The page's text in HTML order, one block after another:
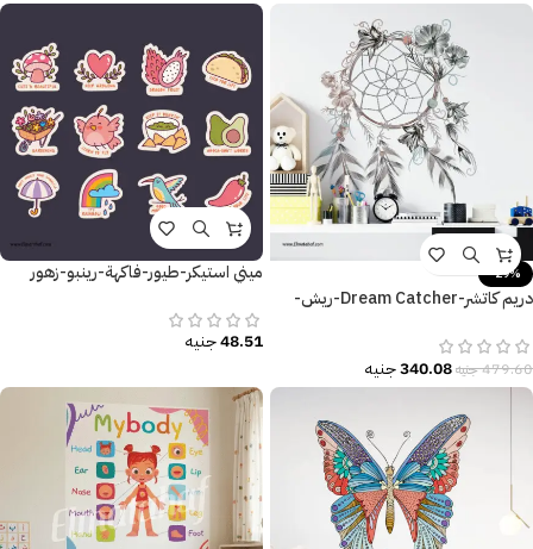
-29%
دريم كاتشر-Dream Catcher-ريش-
479.60جنيه340.08جنيه
ميني استيكر-طيور-فاكهة-رينبو-زهور
48.51جنيه